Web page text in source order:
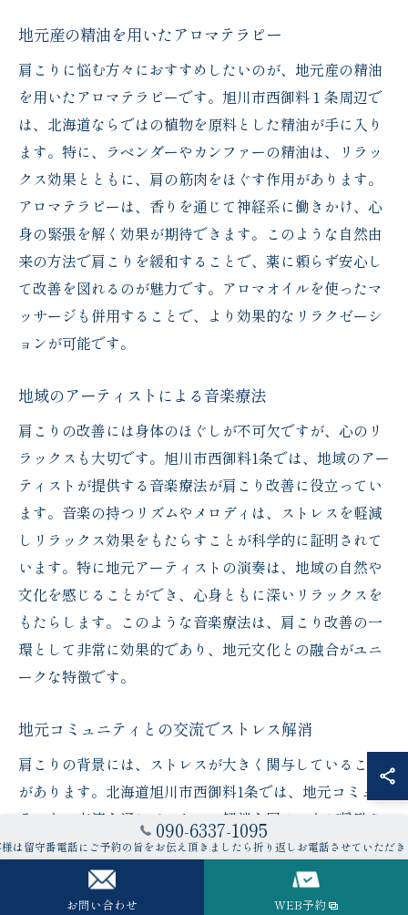
地元産の精油を用いたアロマテラピー
肩こりに悩む方々におすすめしたいのが、地元産の精油
を用いたアロマテラピーです。旭川市西御料１条周辺で
は、北海道ならではの植物を原料とした精油が手に入り
ます。特に、ラベンダーやカンファーの精油は、リラッ
クス効果とともに、肩の筋肉をほぐす作用があります。
アロマテラピーは、香りを通じて神経系に働きかけ、心
身の緊張を解く効果が期待できます。このような自然由
来の方法で肩こりを緩和することで、薬に頼らず安心し
て改善を図れるのが魅力です。アロマオイルを使ったマ
ッサージも併用することで、より効果的なリラクゼーシ
ョンが可能です。
地域のアーティストによる音楽療法
肩こりの改善には身体のほぐしが不可欠ですが、心のリ
ラックスも大切です。旭川市西御料1条では、地域のアー
ティストが提供する音楽療法が肩こり改善に役立ってい
ます。音楽の持つリズムやメロディは、ストレスを軽減
しリラックス効果をもたらすことが科学的に証明されて
います。特に地元アーティストの演奏は、地域の自然や
文化を感じることができ、心身ともに深いリラックスを
もたらします。このような音楽療法は、肩こり改善の一
環として非常に効果的であり、地元文化との融合がユニ
ークな特徴です。
地元コミュニティとの交流でストレス解消
肩こりの背景には、ストレスが大きく関与していること
があります。北海道旭川市西御料1条では、地元コミュニ
ティとの交流を通じてストレス解消を図ることが奨励さ
れています。地域のイベントやワークショップに参加す
ることで、新たな人間関係を築き、心の安定を図ること
ができます。特に、共通の趣味を持つ人々との交流は、
090-6337-1095
留守番電話にご予約の旨をお伝え頂きましたら折り返しお電話させていただ
お問い合わせ WEB予約